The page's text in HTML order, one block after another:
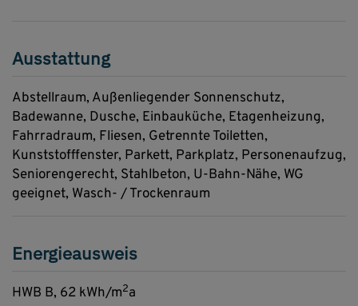
Ausstattung
Abstellraum Außenliegender Sonnenschutz
Badewanne Dusche Einbauküche Etagenheizung
Fahrradraum Fliesen Getrennte Toiletten
Kunststofffenster Parkett Parkplatz Personenaufzug
Seniorengerecht Stahlbeton U-Bahn-Nähe WG
geeignet Wasch- / Trockenraum
Energieausweis
HWB B, 62 kWh/m2a